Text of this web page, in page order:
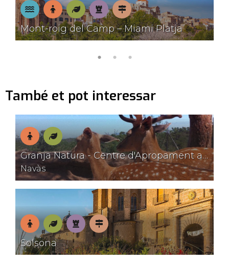
A
la
En
família
NaturaPatrimoni
Pobles
amb
Mont-roig del Camp – Miami Platja
També et pot interessar
En
família
Natura
Granja Natura - Centre d'Apropament a la Natura
Navàs
En
família
NaturaPatrimoni
Pobles
amb
Solsona